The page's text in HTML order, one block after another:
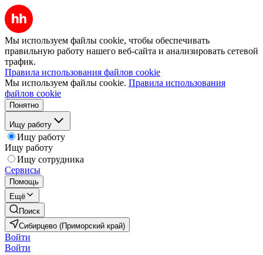
Мы используем файлы cookie, чтобы обеспечивать
правильную работу нашего веб-сайта и анализировать сетевой
трафик.
Правила использования файлов cookie
Мы используем файлы cookie. Правила использования
файлов cookie
Понятно
Ищу работу
Ищу работу
Ищу работу
Ищу сотрудника
Сервисы
Помощь
Ещё
Поиск
Сибирцево (Приморский край)
Войти
Войти